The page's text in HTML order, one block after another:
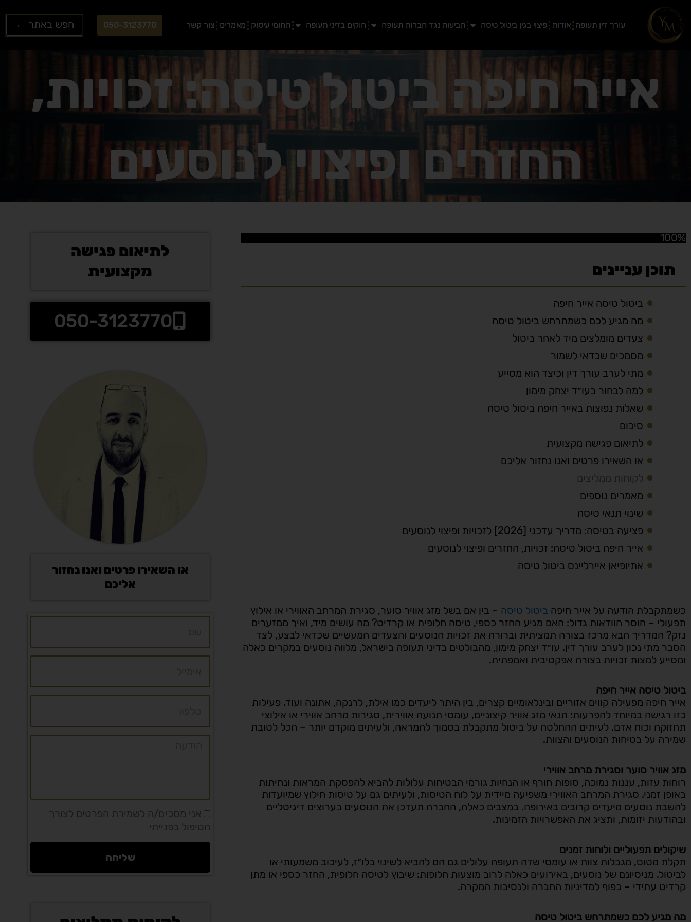
לתוכן
עורך דין תעופה אודות פיצוי בגין ביטול טיסה תביעות נגד חברות תעופה חוקים בדיני תעופה תחומי עיסוק מאמרים צור קשר 050-3123770
Search
...
אייר חיפה ביטול טיסה: זכויות,
החזרים ופיצוי לנוסעים
100%
תוכן עניינים
ביטול טיסה אייר חיפה
מה מגיע לכם כשמתרחש ביטול טיסה
צעדים מומלצים מיד לאחר ביטול
מסמכים שכדאי לשמור
מתי לערב עורך דין וכיצד הוא מסייע
למה לבחור בעו״ד יצחק מימון
שאלות נפוצות באייר חיפה ביטול טיסה
סיכום
לתיאום פגישה מקצועית
או השאירו פרטים ואנו נחזור אליכם
לקוחות ממליצים
מאמרים נוספים
שינוי תנאי טיסה
פציעה בטיסה: מדריך עדכני [2026] לזכויות ופיצוי לנוסעים
אייר חיפה ביטול טיסה: זכויות, החזרים ופיצוי לנוסעים
אתיופיאן איירליינס ביטול טיסה
כשמתקבלת הודעה על אייר חיפה ביטול טיסה – בין אם בשל מזג אוויר סוער, סגירת המרחב האווירי או אילוץ
תפעולי – חוסר הוודאות גדול: האם מגיע החזר כספי, טיסה חלופית או קרדיט? מה עושים מיד, ואיך ממזערים
נזק? המדריך הבא מרכז בצורה תמציתית וברורה את זכויות הנוסעים והצעדים המעשיים שכדאי לבצע, לצד
הסבר מתי נכון לערב עורך דין. עו״ד יצחק מימון, מהבולטים בדיני תעופה בישראל, מלווה נוסעים במקרים כאלה
ומסייע למצות זכויות בצורה אפקטיבית ואמפתית.
ביטול טיסה אייר חיפה
אייר חיפה מפעילה קווים אזוריים ובינלאומיים קצרים, בין היתר ליעדים כמו אילת, לרנקה, אתונה ועוד. פעילות
כזו רגישה במיוחד להפרעות: תנאי מזג אוויר קיצוניים, עומסי תנועה אווירית, סגירות מרחב אווירי או אילוצי
תחזוקה וכוח אדם. לעיתים ההחלטה על ביטול מתקבלת בסמוך להמראה, ולעיתים מוקדם יותר – הכל לטובת
שמירה על בטיחות הנוסעים והצוות.
מזג אוויר סוער וסגירת מרחב אווירי
רוחות עזות, עננות נמוכה, סופות חורף או הנחיות גורמי הבטיחות עלולות להביא להפסקת המראות ונחיתות
באופן זמני. סגירת המרחב האווירי משפיעה מיידית על לוח הטיסות, ולעיתים גם על טיסות חילוץ שמיועדות
להשבת נוסעים מיעדים קרובים באירופה. במצבים כאלה, החברה תעדכן את הנוסעים בערוצים דיגיטליים
ובהודעות יזומות, ותציג את האפשרויות הזמינות.
שיקולים תפעוליים ולוחות זמנים
תקלת מטוס, מגבלות צוות או עומסי שדה תעופה עלולים גם הם להביא לשינוי בלו״ז, לעיכוב משמעותי או
לביטול. מניסיונם של נוסעים, באירועים כאלה לרוב מוצעות חלופות: שיבוץ לטיסה חלופית, החזר כספי או מתן
קרדיט עתידי – כפוף למדיניות החברה ולנסיבות המקרה.
מה מגיע לכם כשמתרחש ביטול טיסה
לתיאום פגישה
מקצועית
050-3123770
או השאירו פרטים ואנו נחזור
אליכם
אני מסכים/ה לשמירת הפרטים לצורך
הטיפול בפנייתי
שליחה